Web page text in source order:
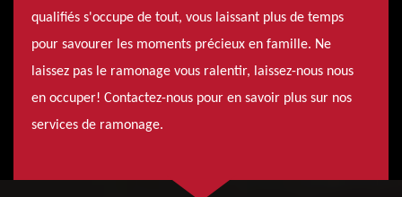
qualifiés s'occupe de tout, vous laissant plus de temps
pour savourer les moments précieux en famille. Ne
laissez pas le ramonage vous ralentir, laissez-nous nous
en occuper! Contactez-nous pour en savoir plus sur nos
services de ramonage.